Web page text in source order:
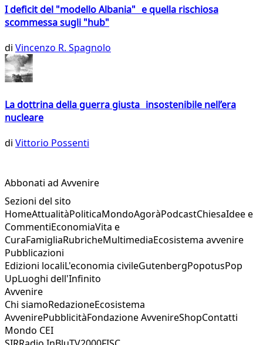
I deficit del "modello Albania" e quella rischiosa
scommessa sugli "hub"
di Vincenzo R. Spagnolo
La dottrina della guerra giusta insostenibile nell’era
nucleare
di Vittorio Possenti
Abbonati ad Avvenire
Sezioni del sito
HomeAttualitàPoliticaMondoAgoràPodcastChiesaIdee e
CommentiEconomiaVita e
CuraFamigliaRubricheMultimediaEcosistema avvenire
Pubblicazioni
Edizioni localiL'economia civileGutenbergPopotusPop
UpLuoghi dell'Infinito
Avvenire
Chi siamoRedazioneEcosistema
AvvenirePubblicitàFondazione AvvenireShopContatti
Mondo CEI